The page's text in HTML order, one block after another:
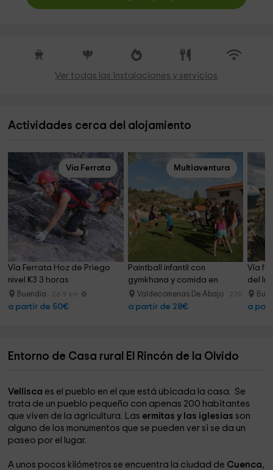
Ver todas las instalaciones y servicios
Actividades cerca del alojamiento
Vía Ferrata
Vía Ferrata Hoz de Priego
nivel K3 3 horas
Buendia 26.9 km
a partir de 50€
Multiaventura
Paintball infantil con
gymkhana y comida en
Cuenca
Valdecomenas De Abajo 27.0 km
a partir de 28€
Vía
del
a
Entorno de Casa rural El Rincón de la Olvido
Vellisca es el pueblo en el que está ubicada la casa. Se
trata de un pueblo pequeño con apenas 200 habitantes
que viven de la agricultura. Las ermitas y las iglesias son
alguno de los monumentos que se pueden ver si se da un
paseo por el lugar.
A unos pocos kilómetros se encuentra la ciudad de Cuenca,